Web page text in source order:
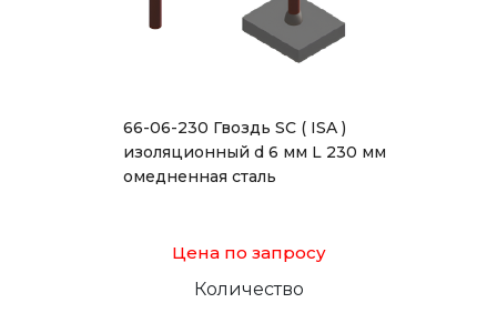
66-06-230 Гвоздь SC ( ISA )
изоляционный d 6 мм L 230 мм
омедненная сталь
Цена по запросу
Количество